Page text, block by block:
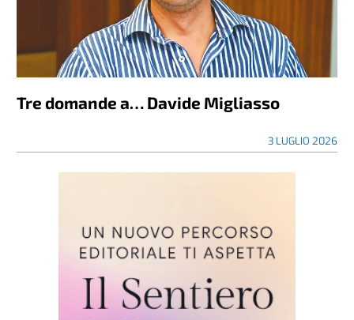
Tre domande a… Davide Migliasso
3 LUGLIO 2026